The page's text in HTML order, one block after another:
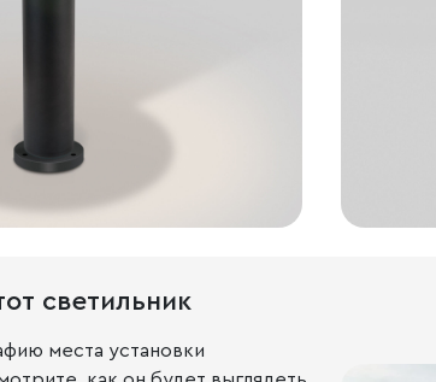
светильник
места установки